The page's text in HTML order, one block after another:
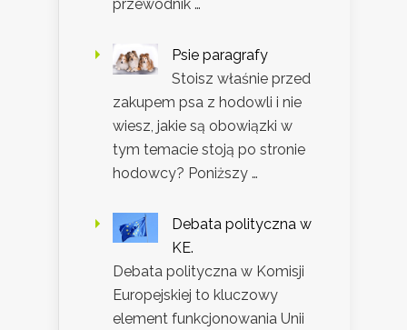
przewodnik …
Psie paragrafy
Stoisz właśnie przed
zakupem psa z hodowli i nie
wiesz, jakie są obowiązki w
tym temacie stoją po stronie
hodowcy? Poniższy …
Debata polityczna w
KE.
Debata polityczna w Komisji
Europejskiej to kluczowy
element funkcjonowania Unii